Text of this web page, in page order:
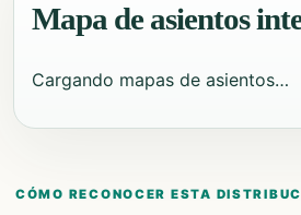
Mapa de asientos
Cargando mapas de asientos…
CÓMO RECONOCER ESTA